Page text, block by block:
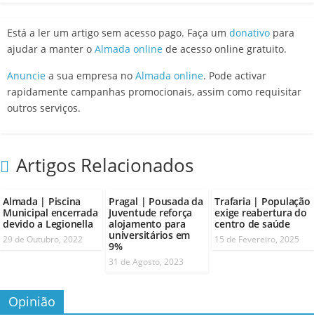
Está a ler um artigo sem acesso pago. Faça um donativo para
ajudar a manter o Almada online de acesso online gratuito.
Anuncie a sua empresa no Almada online. Pode activar
rapidamente campanhas promocionais, assim como requisitar
outros serviços.
Artigos Relacionados
Almada | Piscina
Municipal encerrada
devido a Legionella
29 de Outubro, 2022
Pragal | Pousada da
Juventude reforça
alojamento para
universitários em
9%
31 de Agosto, 2023
Trafaria | População
exige reabertura do
centro de saúde
15 de Fevereiro, 2025
Opinião